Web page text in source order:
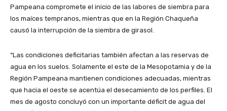
Pampeana compromete el inicio de las labores de siembra para
los maíces tempranos, mientras que en la Región Chaqueña
causó la interrupción de la siembra de girasol.
“Las condiciones deficitarias también afectan a las reservas de
agua en los suelos. Solamente el este de la Mesopotamia y de la
Región Pampeana mantienen condiciones adecuadas, mientras
que hacia el oeste se acentúa el desecamiento de los perfiles. El
mes de agosto concluyó con un importante déficit de agua del